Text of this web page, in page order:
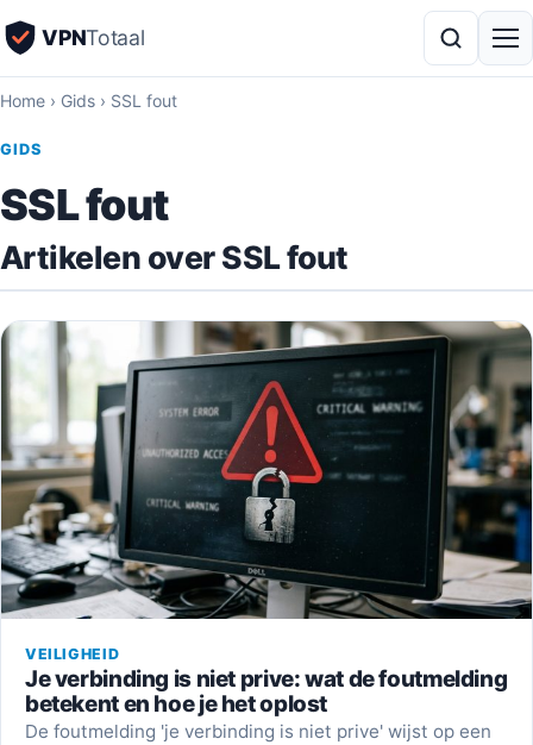
VPNTotaal
Home › Gids › SSL fout
GIDS
SSL fout
Artikelen over SSL fout
VEILIGHEID
Je verbinding is niet prive: wat de foutmelding
betekent en hoe je het oplost
De foutmelding 'je verbinding is niet prive' wijst op een